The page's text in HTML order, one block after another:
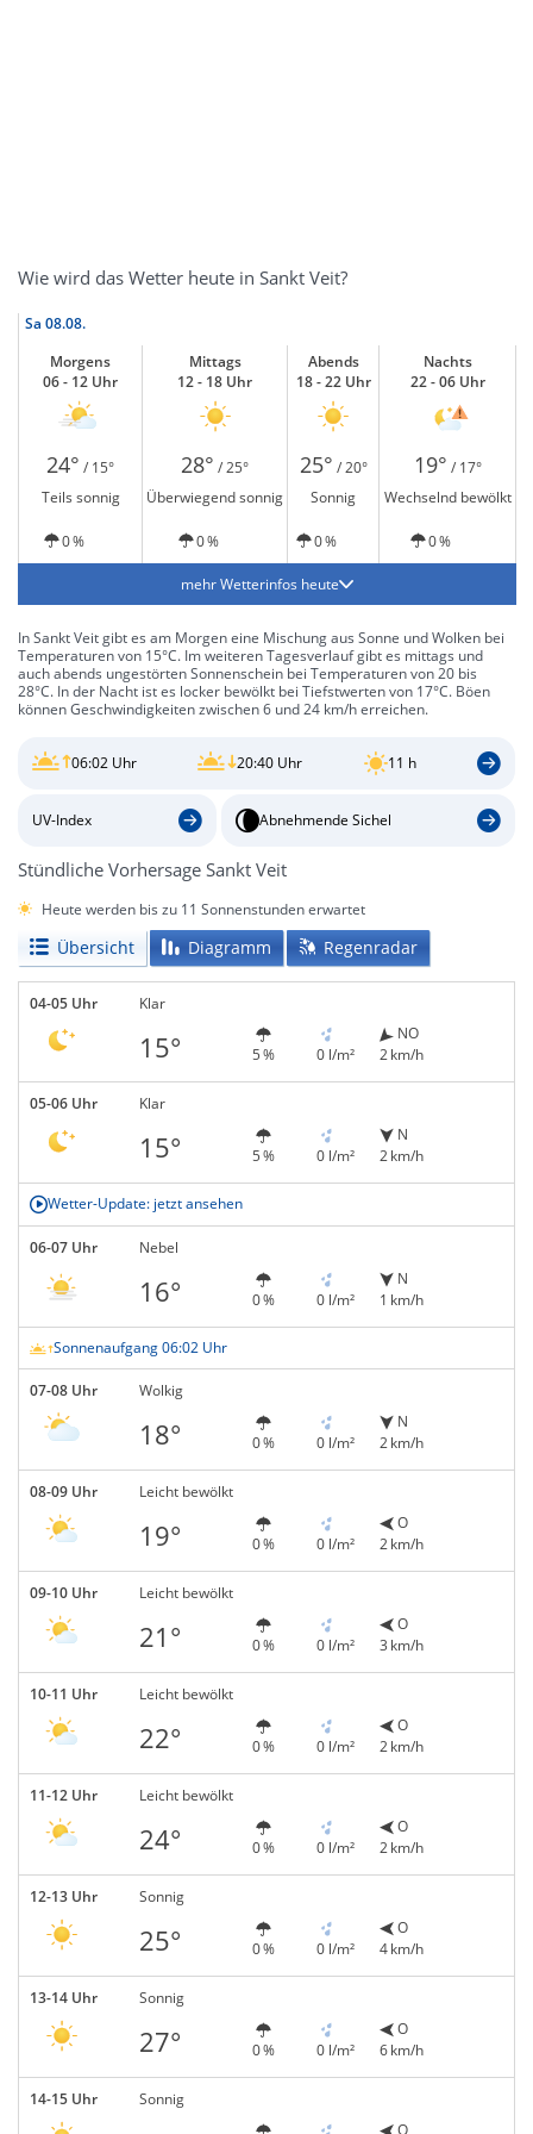
Wie wird das Wetter heute in Sankt Veit?
Sa 08.08.
Morgens
06 - 12 Uhr
Mittags
12 - 18 Uhr
Abends
18 - 22 Uhr
Nachts
22 - 06 Uhr
24° / 15° 28° / 25° 25° / 20° 19° / 17°
Teils sonnig
Überwiegend sonnig Sonnig Wechselnd bewölkt
0 % 0 % 0 % 0 %
mehr Wetterinfos heute
In Sankt Veit gibt es am Morgen eine Mischung aus Sonne und Wolken bei
Temperaturen von 15°C. Im weiteren Tagesverlauf gibt es mittags und
auch abends ungestörten Sonnenschein bei Temperaturen von 20 bis
28°C. In der Nacht ist es locker bewölkt bei Tiefstwerten von 17°C. Böen
können Geschwindigkeiten zwischen 6 und 24 km/h erreichen.
06:02 Uhr 20:40 Uhr 11 h
UV-Index Abnehmende Sichel
Stündliche Vorhersage Sankt Veit
Heute werden bis zu 11 Sonnenstunden erwartet
Übersicht Diagramm Regenradar
04-05 Uhr Klar
15° 5 % 0 l/m²
NO
2 km/h
05-06 Uhr Klar
15° 5 % 0 l/m²
N
2 km/h
Wetter-Update: jetzt ansehen
06-07 Uhr Nebel
16° 0 % 0 l/m²
N
1 km/h
Sonnenaufgang 06:02 Uhr
07-08 Uhr Wolkig
18° 0 % 0 l/m²
N
2 km/h
08-09 Uhr Leicht bewölkt
19° 0 % 0 l/m²
O
2 km/h
09-10 Uhr Leicht bewölkt
21° 0 % 0 l/m²
O
3 km/h
10-11 Uhr Leicht bewölkt
22° 0 % 0 l/m²
O
2 km/h
11-12 Uhr Leicht bewölkt
24° 0 % 0 l/m²
O
2 km/h
12-13 Uhr Sonnig
25° 0 % 0 l/m²
O
4 km/h
13-14 Uhr Sonnig
27° 0 % 0 l/m²
O
6 km/h
14-15 Uhr Sonnig
O